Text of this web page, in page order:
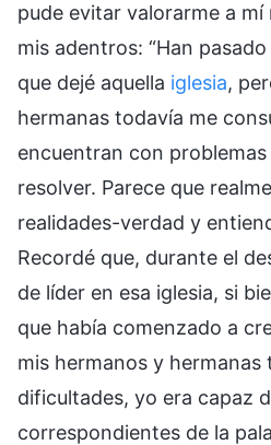
pude evitar valorarme a mí
mis adentros: “Han
que dejé aquella iglesia,
hermanas todavía me
encuentran con
resolver. Parece que
realidades-verdad y
Recordé que, durante el
de líder en esa iglesia, si
que había comenzado a
mis hermanos y hermanas
dificultades, yo era capaz
correspondientes de la